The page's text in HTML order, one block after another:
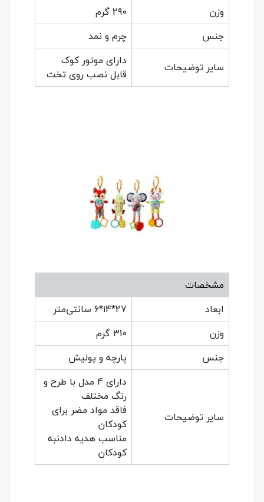
وزن
290 گرم
جنس
چرم و نمد
سایر توضیحات
دارای موتور کوک
قابل نصب روی تخت
مشخصات
ابعاد
27*14*6 سانتی‌متر
وزن
310 گرم
جنس
پارچه و پولیش
سایر توضیحات
دارای 4 مدل با طرح و
رنگ مختلف
فاقد مواد مضر برای
کودکان
مناسب هدیه دادنبه
کودکان